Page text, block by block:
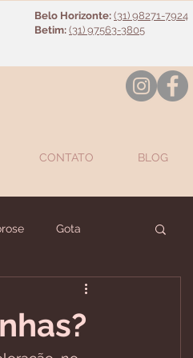
Belo Horizonte: (31) 98271-7924
Betim: (31) 97563-3805
CONTATO BLOG
Gota
Diversos